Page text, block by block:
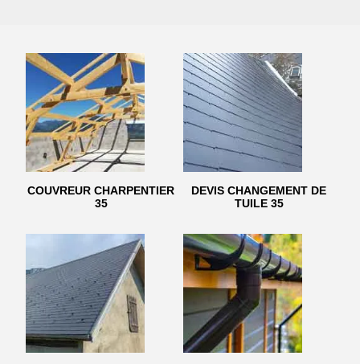
COUVREUR CHARPENTIER
35
DEVIS CHANGEMENT DE
TUILE 35